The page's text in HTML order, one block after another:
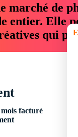
marché de
entier. Elle
qui
facturé
En